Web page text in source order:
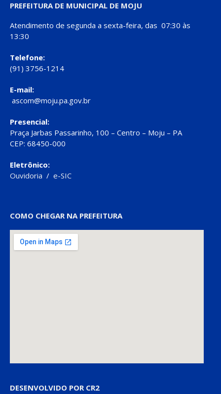
PREFEITURA DE MUNICIPAL DE MOJU
Atendimento de segunda a sexta-feira, das 07:30 às
13:30
Telefone:
(91) 3756-1214
E-mail:
ascom@moju.pa.gov.br
Presencial:
Praça Jarbas Passarinho, 100 – Centro – Moju – PA
CEP: 68450-000
Eletrônico:
Ouvidoria / e-SIC
COMO CHEGAR NA PREFEITURA
DESENVOLVIDO POR CR2